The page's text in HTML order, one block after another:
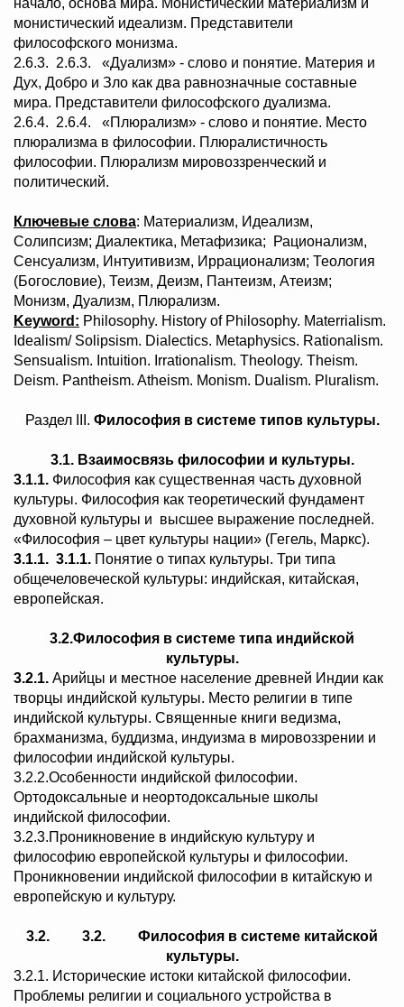
начало, основа мира. Монистический материализм и
монистический идеализм. Представители
философского монизма.
2.6.3. 2.6.3. «Дуализм» - слово и понятие. Материя и
Дух, Добро и Зло как два равнозначные составные
мира. Представители философского дуализма.
2.6.4. 2.6.4. «Плюрализм» - слово и понятие. Место
плюрализма в философии. Плюралистичность
философии. Плюрализм мировоззренческий и
политический.
Ключевые слова: Материализм, Идеализм,
Солипсизм; Диалектика, Метафизика; Рационализм,
Сенсуализм, Интуитивизм, Иррационализм; Теология
(Богословие), Теизм, Деизм, Пантеизм, Атеизм;
Монизм, Дуализм, Плюрализм.
Keyword: Philosophy. History of Philosophy. Materrialism.
Idealism/ Solipsism. Dialectics. Metaphysics. Rationalism.
Sensualism. Intuition. Irrationalism. Theology. Theism.
Deism. Pantheism. Atheism. Monism. Dualism. Pluralism.
Раздел III. Философия в системе типов культуры.
3.1. Взаимосвязь философии и культуры.
3.1.1. Философия как существенная часть духовной
культуры. Философия как теоретический фундамент
духовной культуры и высшее выражение последней.
«Философия – цвет культуры нации» (Гегель, Маркс).
3.1.1. 3.1.1. Понятие о типах культуры. Три типа
общечеловеческой культуры: индийская, китайская,
европейская.
3.2.Философия в системе типа индийской
культуры.
3.2.1. Арийцы и местное население древней Индии как
творцы индийской культуры. Место религии в типе
индийской культуры. Священные книги ведизма,
брахманизма, буддизма, индуизма в мировоззрении и
философии индийской культуры.
3.2.2.Особенности индийской философии.
Ортодоксальные и неортодоксальные школы
индийской философии.
3.2.3.Проникновение в индийскую культуру и
философию европейской культуры и философии.
Проникновении индийской философии в китайскую и
европейскую и культуру.
3.2. 3.2.
Философия в системе китайской
культуры.
3.2.1. Исторические истоки китайской философии.
Проблемы религии и социального устройства в